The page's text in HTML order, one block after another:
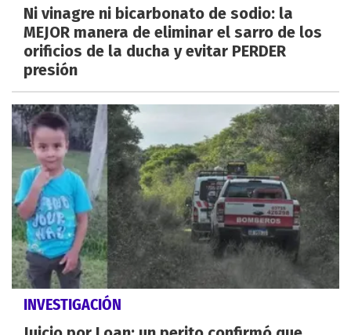
Ni vinagre ni bicarbonato de sodio: la
MEJOR manera de eliminar el sarro de los
orificios de la ducha y evitar PERDER
presión
INVESTIGACIÓN